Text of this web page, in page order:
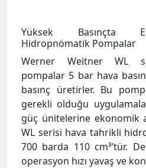
Yüksek Basınçta
Hidropnömatik Pompalar
Werner Weitner WL
pompalar 5 bar hava
basınç üretirler. Bu
gerekli olduğu
güç ünitelerine ekonomik
WL serisi hava tahrikli
700 barda 110 cm³’tür.
operasyon hızı yavaş ve